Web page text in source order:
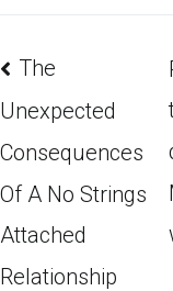
The
Unexpected
Consequences
Of A No Strings
Attached
Relationship